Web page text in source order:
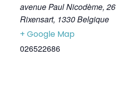
avenue Paul Nicodème, 26
Rixensart, 1330Belgique
+ Google Map
026522686